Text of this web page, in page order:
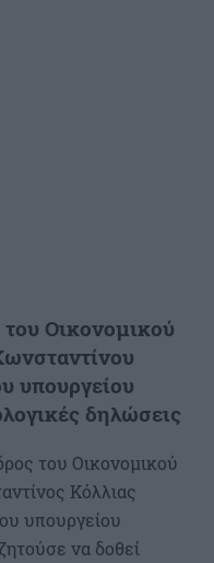
Οικονομικού
υπουργείου
δηλώσεις
του Οικονομικού
Κόλλιας
υπουργείου
να δοθεί